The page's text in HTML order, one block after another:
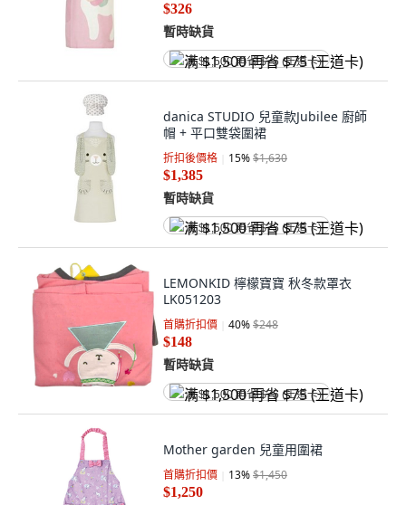
$326
暫時缺貨
满 $1,500 再省 $75 (王道卡)
danica STUDIO 兒童款Jubilee 廚師
帽 + 平口雙袋圍裙
折扣後價格 15%$1,630
$1,385
暫時缺貨
满 $1,500 再省 $75 (王道卡)
LEMONKID 檸檬寶寶 秋冬款罩衣
LK051203
首購折扣價 40%$248
$148
暫時缺貨
满 $1,500 再省 $75 (王道卡)
Mother garden 兒童用圍裙
首購折扣價 13%$1,450
$1,250